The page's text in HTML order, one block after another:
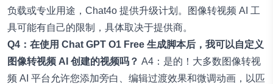
负载或专业用途，Chat4o 提供升级计划。图像转视频 AI 工
具可能有自己的限制，具体取决于提供商。
Q4：在使用 Chat GPT O1 Free 生成脚本后，我可以自定义
图像转视频 AI 创建的视频吗？ A4：是的！大多数图像转视
频 AI 平台允许您添加旁白、编辑过渡效果和微调动画，以匹